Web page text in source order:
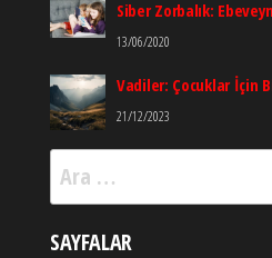
Siber Zorbalık:
13/06/2020
Vadiler: Çocuklar İçin
21/12/2023
Arama:
SAYFALAR